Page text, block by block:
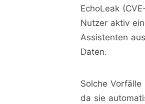
EchoLeak
Nutzer aktiv
Assistenten
Daten.
Solche
da sie